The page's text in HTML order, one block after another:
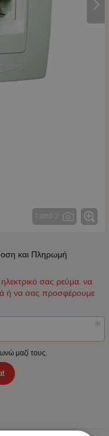
1 από 2
και Πληρωμή
σας ρεύμα. να
ή να σας προσφέρουμε
μαζί τους.